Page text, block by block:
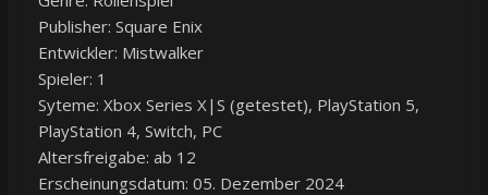
Publisher: Square Enix
Entwickler: Mistwalker
Spieler: 1
Syteme: Xbox Series X|S (getestet), PlayStation 5,
PlayStation 4, Switch, PC
Altersfreigabe: ab 12
Erscheinungsdatum: 05. Dezember 2024